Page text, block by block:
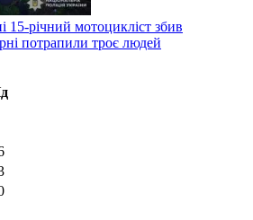
15-річний мотоцикліст збив
потрапили троє людей